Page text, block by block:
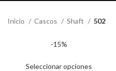
Inicio Cascos Shaft 502
-15%
Seleccionar opciones